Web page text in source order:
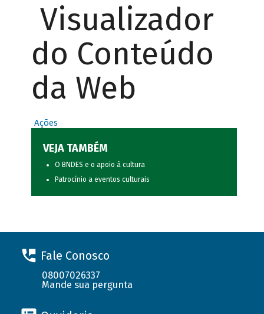
Visualizador
do Conteúdo
da Web
Ações
VEJA TAMBÉM
O BNDES e o apoio à cultura
Patrocínio a eventos culturais
Fale Conosco
08007026337
Mande sua pergunta